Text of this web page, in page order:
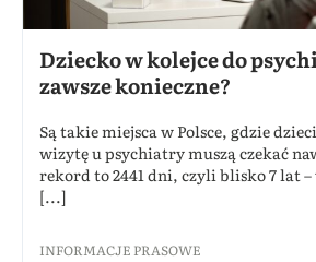
Dziecko w kolejce do
zawsze konieczne?
Są takie miejsca w Polsce, gdzie
wizytę u psychiatry muszą czekać
rekord to 2441 dni, czyli blisko 7 lat
[...]
INFORMACJE PRASOWE